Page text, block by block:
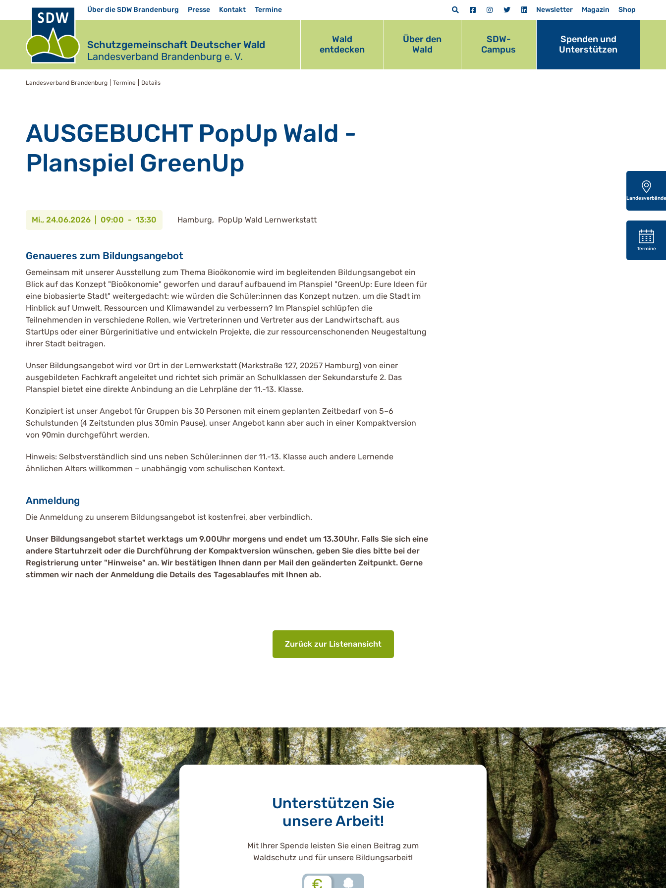
Über die SDW Brandenburg Presse Kontakt Termine Newsletter Magazin Shop
Schutzgemeinschaft Deutscher Wald
Landesverband Brandenburg e. V.
Wald
entdecken
Über den
Wald
SDW-
Campus
Spenden und
Unterstützen
Landesverband Brandenburg Termine Details
AUSGEBUCHT PopUp Wald -
Planspiel GreenUp
Mi., 24.06.2026 | 09:00 - 13:30 Hamburg, PopUp Wald Lernwerkstatt
Genaueres zum Bildungsangebot
Gemeinsam mit unserer Ausstellung zum Thema Bioökonomie wird im begleitenden Bildungsangebot ein
Blick auf das Konzept "Bioökonomie" geworfen und darauf aufbauend im Planspiel "GreenUp: Eure Ideen für
eine biobasierte Stadt" weitergedacht: wie würden die Schüler:innen das Konzept nutzen, um die Stadt im
Hinblick auf Umwelt, Ressourcen und Klimawandel zu verbessern? Im Planspiel schlüpfen die
Teilnehmenden in verschiedene Rollen, wie Vertreterinnen und Vertreter aus der Landwirtschaft, aus
StartUps oder einer Bürgerinitiative und entwickeln Projekte, die zur ressourcenschonenden Neugestaltung
ihrer Stadt beitragen.
Unser Bildungsangebot wird vor Ort in der Lernwerkstatt (Markstraße 127, 20257 Hamburg) von einer
ausgebildeten Fachkraft angeleitet und richtet sich primär an Schulklassen der Sekundarstufe 2. Das
Planspiel bietet eine direkte Anbindung an die Lehrpläne der 11.-13. Klasse.
Konzipiert ist unser Angebot für Gruppen bis 30 Personen mit einem geplanten Zeitbedarf von 5–6
Schulstunden (4 Zeitstunden plus 30min Pause), unser Angebot kann aber auch in einer Kompaktversion
von 90min durchgeführt werden.
Hinweis: Selbstverständlich sind uns neben Schüler:innen der 11.-13. Klasse auch andere Lernende
ähnlichen Alters willkommen – unabhängig vom schulischen Kontext.
Anmeldung
Die Anmeldung zu unserem Bildungsangebot ist kostenfrei, aber verbindlich.
Unser Bildungsangebot startet werktags um 9.00Uhr morgens und endet um 13.30Uhr. Falls Sie sich eine
andere Startuhrzeit oder die Durchführung der Kompaktversion wünschen, geben Sie dies bitte bei der
Registrierung unter "Hinweise" an. Wir bestätigen Ihnen dann per Mail den geänderten Zeitpunkt. Gerne
stimmen wir nach der Anmeldung die Details des Tagesablaufes mit Ihnen ab.
Zurück zur Listenansicht
Unterstützen Sie
unsere Arbeit!
Mit Ihrer Spende leisten Sie einen Beitrag zum
Waldschutz und für unsere Bildungsarbeit!
Landesverbände
Termine